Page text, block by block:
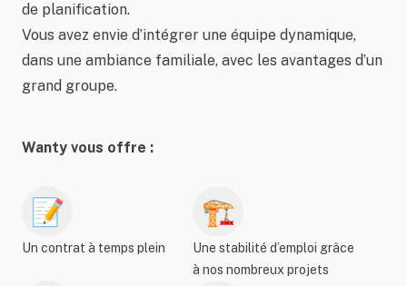
de planification.
Vous avez envie d’intégrer une équipe dynamique,
dans une ambiance familiale, avec les avantages d’un
grand groupe.
Wanty vous offre :
📝
Un contrat à temps plein
🏗️
Une stabilité d’emploi grâce
à nos nombreux projets